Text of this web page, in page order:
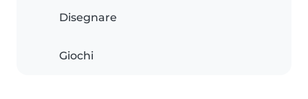
Disegnare
Giochi